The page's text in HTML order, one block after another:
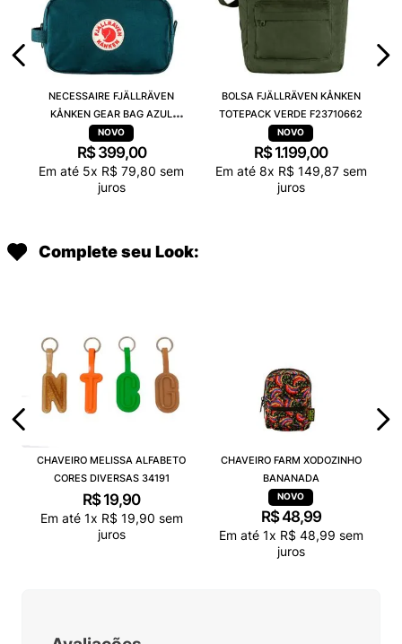
NECESSAIRE FJÄLLRÄVEN
KÅNKEN GEAR BAG AZUL
F25862560
R$ 399,00
Em até 5x R$ 79,80 sem
juros
BOLSA FJÄLLRÄVEN KÅNKEN
TOTEPACK VERDE F23710662
R$ 1.199,00
Em até 8x R$ 149,87sem
juros
Complete seu Look:
CHAVEIRO MELISSA ALFABETO
CORES DIVERSAS 34191
R$ 19,90
Em até 1x R$ 19,90 sem
juros
CHAVEIRO FARM XODOZINHO
BANANADA
R$48,99
Em até 1x R$ 48,99 sem
juros